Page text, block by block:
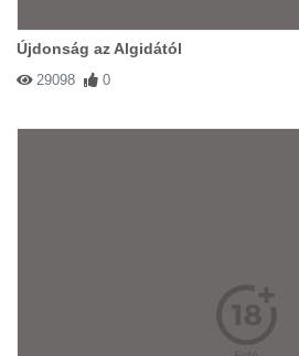
Újdonság az Algidától
29098 0